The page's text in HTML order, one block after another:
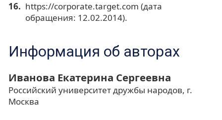
https://corporate.target.com (дата
обращения: 12.02.2014).
Информация об авторах
Иванова Екатерина Сергеевна
Российский университет дружбы народов, г.
Москва